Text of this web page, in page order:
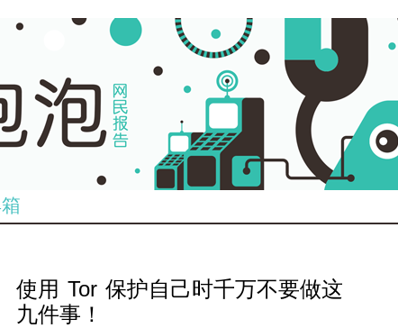
使用 Tor 保护自己时千万不要做这
九件事！